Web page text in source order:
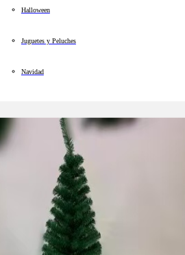
Halloween
Juguetes y Peluches
Navidad